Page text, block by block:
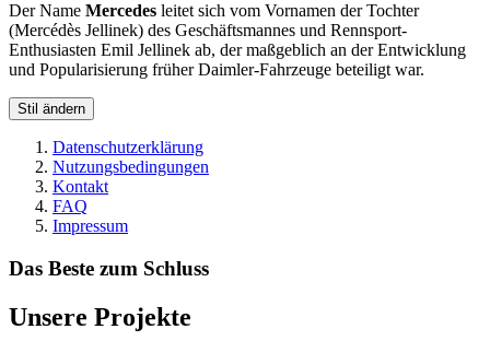
Der Name Mercedes leitet sich vom Vornamen der Tochter
(Mercédès Jellinek) des Geschäftsmannes und Rennsport-
Enthusiasten Emil Jellinek ab, der maßgeblich an der Entwicklung
und Popularisierung früher Daimler-Fahrzeuge beteiligt war.
Stil ändern
Datenschutzerklärung
Nutzungsbedingungen
Kontakt
FAQ
Impressum
Das Beste zum Schluss
Unsere Projekte